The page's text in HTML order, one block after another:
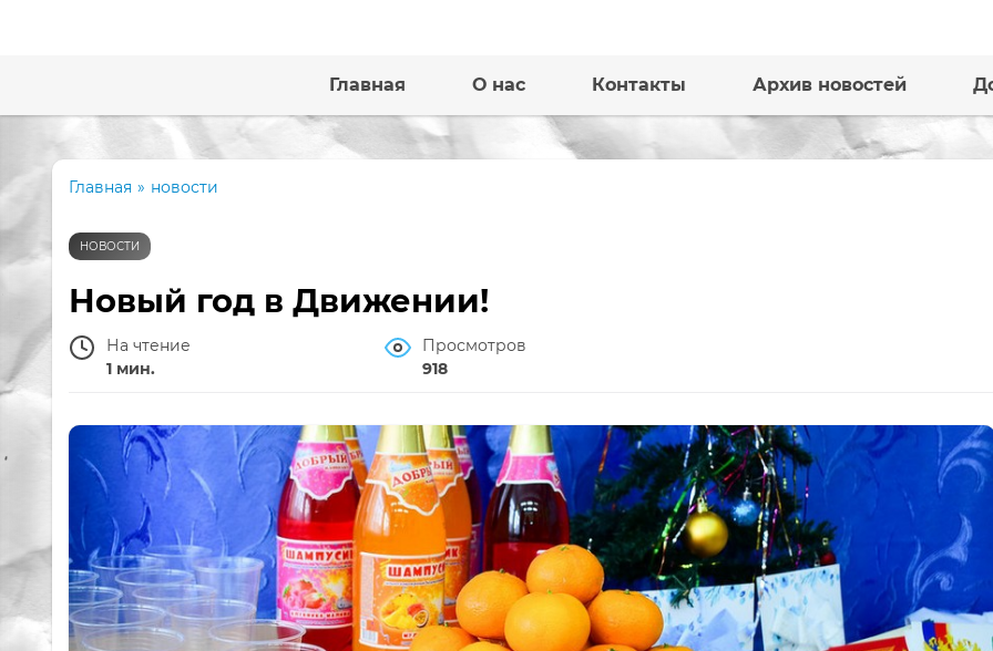
Главная О нас Контакты Архив новостей
Главная » новости
НОВОСТИ
Новый год в Движении!
На чтение
1 мин.
Просмотров
918